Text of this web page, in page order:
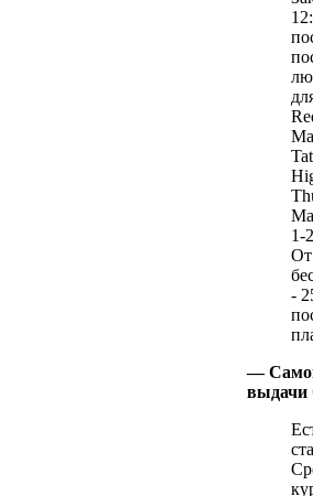
1-
От
-
—